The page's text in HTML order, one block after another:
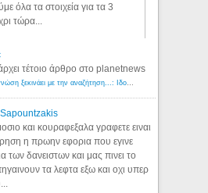
όλα τα στοιχεία για τα 3
τώρα...
τέτοιο άρθρο στο planetnews
Λόγιος Ερμής | Η γνώση ξεκινάει με την αναζήτηση...: Ιδού οι 18 που χρωστούν 11 δις ευρώ!
και κουραφεξαλα γραφετε ειναι
η πρωην εφορια που εγινε
των δανειστων και μας πινει το
τα λεφτα εξω και οχι υπερ